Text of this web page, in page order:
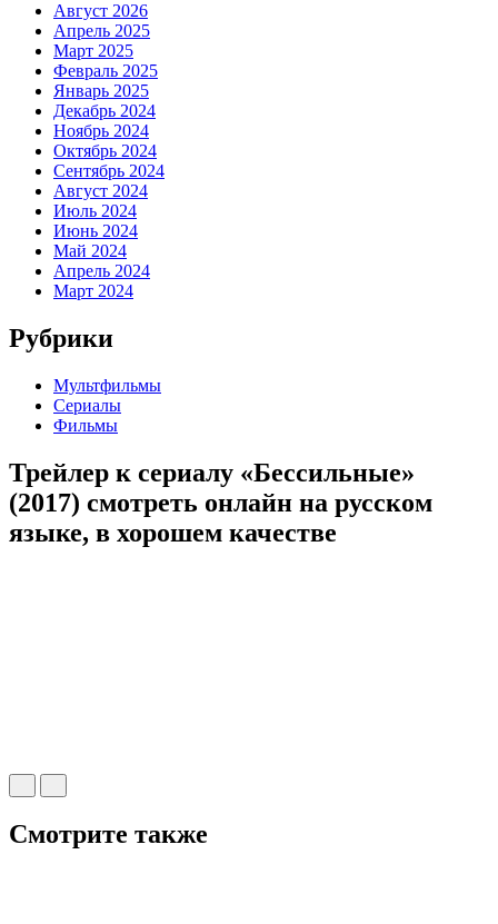
Август 2026
Апрель 2025
Март 2025
Февраль 2025
Январь 2025
Декабрь 2024
Ноябрь 2024
Октябрь 2024
Сентябрь 2024
Август 2024
Июль 2024
Июнь 2024
Май 2024
Апрель 2024
Март 2024
Рубрики
Мультфильмы
Сериалы
Фильмы
Трейлер к сериалу «Бессильные»
(2017) cмотреть онлайн на русском
языке, в хорошем качестве
Смотрите также